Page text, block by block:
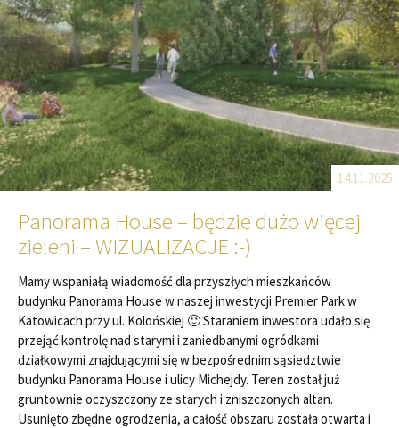
14.11.2025
Panorama House – będzie dużo więcej
zieleni – WIZUALIZACJE :-)
Mamy wspaniałą wiadomość dla przyszłych mieszkańców
budynku Panorama House w naszej inwestycji Premier Park w
Katowicach przy ul. Kolońskiej 🙂 Staraniem inwestora udało się
przejąć kontrolę nad starymi i zaniedbanymi ogródkami
działkowymi znajdującymi się w bezpośrednim sąsiedztwie
budynku Panorama House i ulicy Michejdy. Teren został już
gruntownie oczyszczony ze starych i zniszczonych altan.
Usunięto zbędne ogrodzenia, a całość obszaru została otwarta i